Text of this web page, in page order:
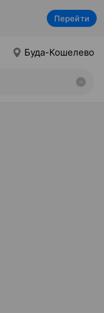
Перейти
Буда-Кошелево